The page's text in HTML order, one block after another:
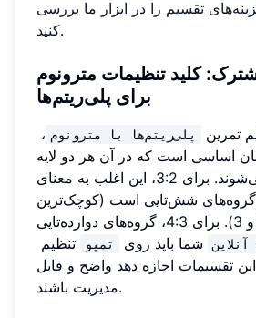
تقسیم را در ابزار ما بررسی
کنید.
کلید تنظیمات مترونوم
برای پلی‌ریتم‌ها
تمرین پلی‌ریتم‌ها با مترونوم
،
اساسی است که در آن هر دو لایه
ریتمیک هم‌تراز می‌شوند. برای 3:2، این اغلب به معنای
شش‌تایی است (کوچک‌ترین
مضرب مشترک 2 و 3). برای 4:3، گروه‌های دوازده‌تایی
شما باید روی تمپو
تنظیم
تقسیمات اجازه دهد واضح و قابل
مدیریت باشند.